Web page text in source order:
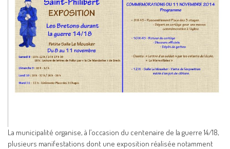
La municipalité organise, à l’occasion du centenaire de la guerre 14/18,
plusieurs manifestations dont une exposition réalisée notamment